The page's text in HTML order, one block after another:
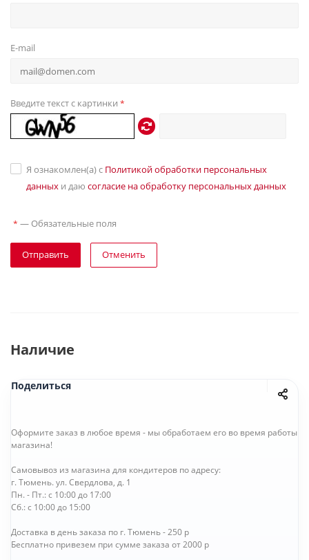
E-mail
Введите текст с картинки *
Я ознакомлен(а) с Политикой обработки персональных
данных и даю согласие на обработку персональных данных
* — Обязательные поля
Отправить Отменить
Наличие
Поделиться
Оформите заказ в любое время - мы обработаем его во время работы
магазина!
Самовывоз из магазина для кондитеров по адресу:
г. Тюмень. ул. Свердлова, д. 1
Пн. - Пт.: с 10:00 до 17:00
Сб.: с 10:00 до 15:00
Доставка в день заказа по г. Тюмень - 250 р
Бесплатно привезем при сумме заказа от 2000 р